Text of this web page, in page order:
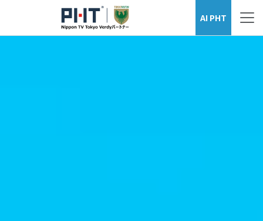
AI PHT